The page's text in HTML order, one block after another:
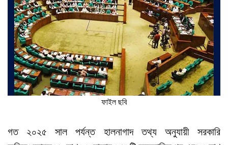
ফাইল ছবি
গত ২০২৫ সাল পর্যন্ত হালনাগাদ তথ্য অনুযায়ী সরকারি